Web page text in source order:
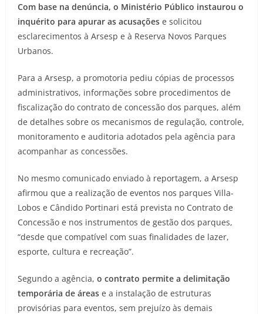
Com base na denúncia, o Ministério Público instaurou o
inquérito para apurar as acusações e solicitou
esclarecimentos à Arsesp e à Reserva Novos Parques
Urbanos.
Para a Arsesp, a promotoria pediu cópias de processos
administrativos, informações sobre procedimentos de
fiscalização do contrato de concessão dos parques, além
de detalhes sobre os mecanismos de regulação, controle,
monitoramento e auditoria adotados pela agência para
acompanhar as concessões.
No mesmo comunicado enviado à reportagem, a Arsesp
afirmou que a realização de eventos nos parques Villa-
Lobos e Cândido Portinari está prevista no Contrato de
Concessão e nos instrumentos de gestão dos parques,
“desde que compatível com suas finalidades de lazer,
esporte, cultura e recreação”.
Segundo a agência, o contrato permite a delimitação
temporária de áreas e a instalação de estruturas
provisórias para eventos, sem prejuízo às demais